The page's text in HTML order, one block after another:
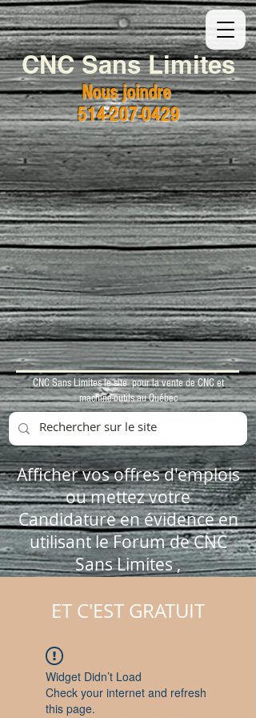
CNC Sans Limites le site pour la vente de CNC et
machine-outils au Québec
CNC Sans Limites
Nous joindre
514-207-0429
Afficher vos offres d'emplois
ou mettez votre
Candidature en évidence en
utilisant le Forum de CNC
Sans Limites ,
ET C'EST GRATUIT
Widget Didn’t Load
Check your internet and refresh
this page.